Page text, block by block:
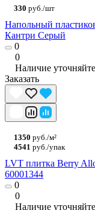
330 руб./шт
Напольный
Кантри Серый
0
0
Наличие уточняйте
Заказать
1350 руб./м²
4541 руб./упак
LVT плитка Berry
60001344
0
0
Наличие уточняйте